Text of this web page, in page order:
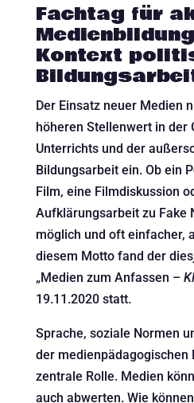
Fachtag für
Kontext
Der Einsatz neuer Medien
höheren Stellenwert in der
Unterrichts und der
Bildungsarbeit ein. Ob ein
Film, eine Filmdiskussion
Aufklärungsarbeit zu Fake
möglich und oft einfacher,
diesem Motto fand der
„Medien zum Anfassen –
19.11.2020 statt.
Sprache, soziale Normen
der medienpädagogischen
zentrale Rolle. Medien
auch abwerten. Wie